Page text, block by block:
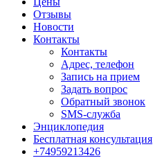
Отзывы
Новости
Контакты
Контакты
Адрес, телефон
Запись на прием
Задать вопрос
Обратный звонок
SMS-служба
Энциклопедия
Бесплатная консультация
+74959213426